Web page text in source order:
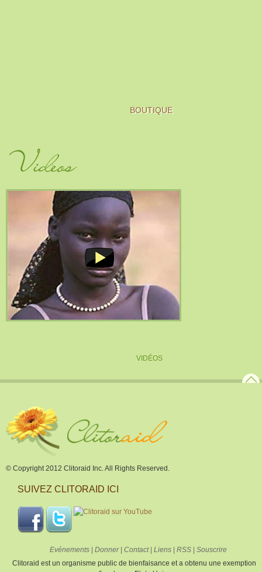
BOUTIQUE
Vidéos
VIDÉOS
© Copyright 2012 Clitoraid Inc. All Rights Reserved.
SUIVEZ CLITORAID ICI
Evénements | Donner| Contact| Liens | RSS | Souscrire
Clitoraid est un organisme public de bienfaisance et a obtenu une exemption